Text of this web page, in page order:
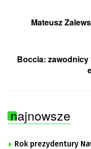
Mateusz
Boccia: zawodnicy
najnowsze
Rok prezydentury